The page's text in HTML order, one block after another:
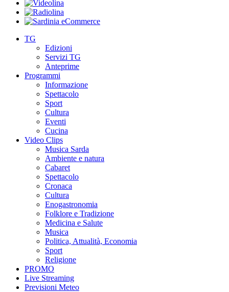
TG
Edizioni
Servizi TG
Anteprime
Programmi
Informazione
Spettacolo
Sport
Cultura
Eventi
Cucina
Video Clips
Musica Sarda
Ambiente e natura
Cabaret
Spettacolo
Cronaca
Cultura
Enogastronomia
Folklore e Tradizione
Medicina e Salute
Musica
Politica, Attualità, Economia
Sport
Religione
PROMO
Live Streaming
Previsioni Meteo